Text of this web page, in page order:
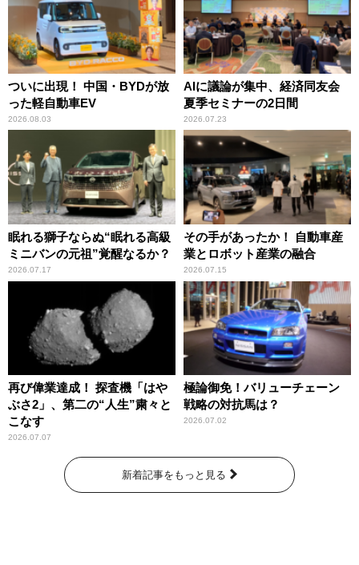
ついに出現！ 中国・BYDが放
った軽自動車EV
2026.08.03
AIに議論が集中、経済同友会
夏季セミナーの2日間
2026.07.23
眠れる獅子ならぬ“眠れる高級
ミニバンの元祖”覚醒なるか？
2026.07.17
その手があったか！ 自動車産
業とロボット産業の融合
2026.07.15
再び偉業達成！ 探査機「はや
ぶさ2」、第二の“人生”粛々と
こなす
2026.07.07
極論御免！バリューチェーン
戦略の対抗馬は？
2026.07.02
新着記事をもっと見る